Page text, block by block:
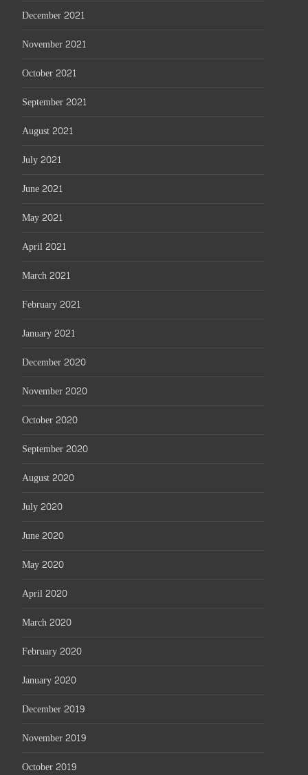
December 2021
November 2021
October 2021
September 2021
August 2021
July 2021
June 2021
May 2021
April 2021
March 2021
February 2021
January 2021
December 2020
November 2020
October 2020
September 2020
August 2020
July 2020
June 2020
May 2020
April 2020
March 2020
February 2020
January 2020
December 2019
November 2019
October 2019